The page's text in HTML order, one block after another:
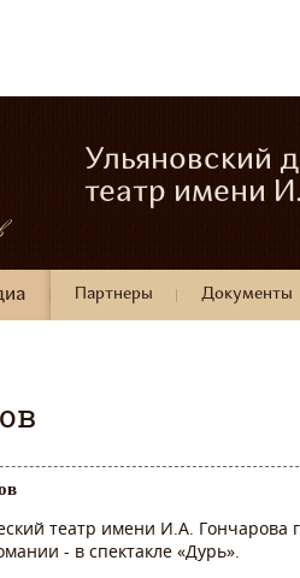
Ульяновский
театр имени
Партнеры Документы
театр имени И.А.
- в спектакле «Дурь».